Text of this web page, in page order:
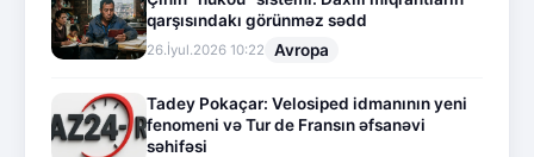
qarşısındakı görünməz sədd
26.İyul.2026 10:22 Avropa
Tadey Pokaçar: Velosiped idmanının yeni
fenomeni və Tur de Fransın əfsanəvi
səhifəsi